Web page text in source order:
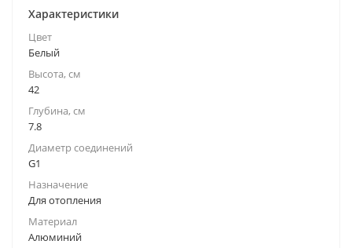
Характеристики
Цвет
Белый
Высота, см
42
Глубина, см
7.8
Диаметр соединений
G1
Назначение
Для отопления
Материал
Алюминий